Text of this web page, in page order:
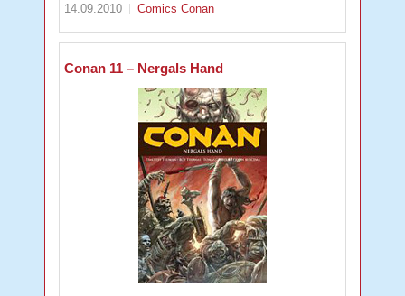
14.09.2010 ComicsConan
Conan 11 – Nergals Hand